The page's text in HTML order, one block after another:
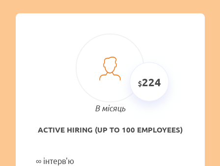
224
В місяць
ACTIVE HIRING (UP TO 100 EMPLOYEES)
∞інтерв'ю